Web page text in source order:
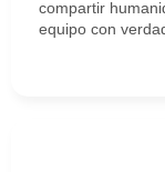
compartir
equipo con